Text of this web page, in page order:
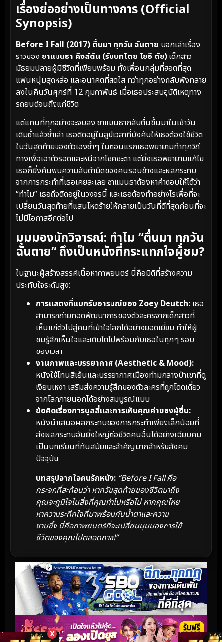
X
เรื่องย่ออย่างเป็นทางการ (Official
Synopsis)
Before I Fall (2017) ตื่นมา ทุกวัน ฉันตาย บอกเล่าเรื่อง
ราวของ ซาแมนธา คิงส์ตัน (รับบทโดย โซอี ดัช) เด็กสาว
มัธยมปลายผู้มีชีวิตที่เพียบพร้อม ทั้งเพื่อนกลุ่มที่ฮอตที่สุด
แฟนหนุ่มสุดหล่อ และอนาคตที่สดใส ทว่าทุกอย่างกลับพังทลาย
ลงในคืนวันศุกร์ที่ 12 กุมภาพันธ์ เมื่อเธอประสบอุบัติเหตุทาง
รถยนต์จนถึงแก่ชีวิต
แต่แทนที่ทุกอย่างจะจบลง ซาแมนธากลับตื่นขึ้นมาในเช้าวัน
เดิมซ้ำแล้วซ้ำเล่า เธอติดอยู่ในลูปเวลาที่บังคับให้เธอต้องใช้ชีวิต
ในวันสุดท้ายของตัวเองซ้ำๆ ในตอนแรกเธอพยายามทำทุกวิถี
ทางเพื่อเอาตัวรอดและหนีจากโชคชะตา แต่ยิ่งเธอพยายามแก้ไข
เธอก็ยิ่งค้นพบความลับดำมืดของคนรอบข้างและผลกระทบ
จากการกระทำที่เธอเคยละเลย ซาแมนธาต้องหาคำตอบให้ได้ว่า
“ทำไม” เธอถึงติดอยู่ในวงจรนี้ และเธอต้องทำอย่างไรเพื่อที่จะ
เปลี่ยนวันสุดท้ายที่แสนโหดร้ายให้กลายเป็นวันที่ดีที่สุดก่อนที่จะ
ไม่มีโอกาสอีกต่อไป
มุมมองนักวิจารณ์: ทำไม “ตื่นมา ทุกวัน
ฉันตาย” ถึงเป็นหนังที่กระแทกใจผู้ชม?
ในฐานะผู้สร้างสรรค์เนื้อหาภาพยนตร์ นี่คือมิติที่สร้างความ
ประทับใจระดับสูง:
การแสดงที่แบกรับอารมณ์ของ Zoey Deutch: เธอ
สามารถถ่ายทอดพัฒนาการของตัวละครจากเด็กสาวที่
เห็นแก่ตัวไปสู่คนที่เข้าใจโลกได้อย่างยอดเยี่ยม ทำให้ผู้
ชมรู้สึกเห็นใจและเติบโตไปพร้อมกับเธอในทุกๆ รอบ
ของเวลา
งานภาพและบรรยากาศ (Aesthetic & Mood):
หนังใช้โทนสีเย็นและบรรยากาศเมืองท่ามกลางป่าเขาที่ดู
เงียบเหงา เสริมส่งความรู้สึกของตัวละครที่ถูกโดดเดี่ยว
จากโลกภายนอกได้อย่างสมบูรณ์แบบ
ข้อคิดเรื่องการบูลลี่และการเห็นคุณค่าของผู้อื่น:
หนังนำเสนอผลกระทบของการกระทำเพียงเล็กน้อยที่
ส่งผลกระทบอันยิ่งใหญ่ต่อชีวิตคนอื่นได้อย่างเฉียบคม
เป็นบทเรียนที่ทันสมัยและสำคัญมากสำหรับสังคม
ปัจจุบัน
บทสรุปจากใจคนรักหนัง: “Before I Fall คือ
กระจกที่สะท้อนว่า หากวันสุดท้ายของชีวิตมาถึง
คุณจะภูมิใจในสิ่งที่คุณทำไปหรือไม่ หากคุณโหย
หาความระทึกใจที่มาพร้อมกับน้ำตาและความ
ซาบซึ้ง นี่คือภาพยนตร์ที่จะเปลี่ยนมุมมองการใช้
ชีวิตของคุณไปตลอดกาล!”